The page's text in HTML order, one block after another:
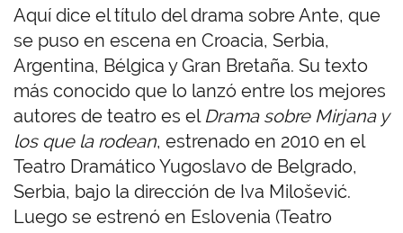
Aquí dice el título del drama sobre Ante, que
se puso en escena en Croacia, Serbia,
Argentina, Bélgica y Gran Bretaña. Su texto
más conocido que lo lanzó entre los mejores
autores de teatro es el Drama sobre Mirjana y
los que la rodean, estrenado en 2010 en el
Teatro Dramático Yugoslavo de Belgrado,
Serbia, bajo la dirección de Iva Milošević.
Luego se estrenó en Eslovenia (Teatro